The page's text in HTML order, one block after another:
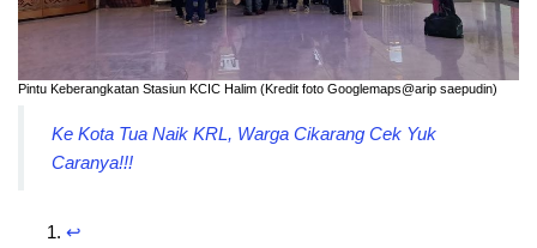
Pintu Keberangkatan Stasiun KCIC Halim (Kredit foto Googlemaps@arip saepudin)
Ke Kota Tua Naik KRL, Warga Cikarang Cek Yuk
Caranya!!!
↩︎